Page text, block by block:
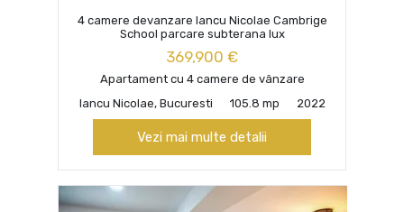
4 camere devanzare Iancu Nicolae Cambrige
School parcare subterana lux
369,900 €
Apartament cu 4 camere de vânzare
Iancu Nicolae, Bucuresti
105.8 mp 2022
Vezi mai multe detalii